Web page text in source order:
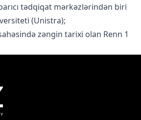
tədqiqat mərkəzlərindən biri
(Unistra);
zəngin tarixi olan Renn 1